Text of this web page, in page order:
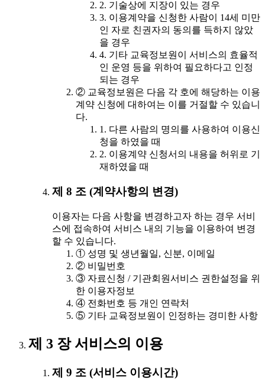
2. 기술상에 지장이 있는 경우
3. 이용계약을 신청한 사람이 14세 미만
인 자로 친권자의 동의를 득하지 않았
을 경우
4. 기타 교육정보원이 서비스의 효율적
인 운영 등을 위하여 필요하다고 인정
되는 경우
② 교육정보원은 다음 각 호에 해당하는 이용
계약 신청에 대하여는 이를 거절할 수 있습니
다.
1. 다른 사람의 명의를 사용하여 이용신
청을 하였을 때
2. 이용계약 신청서의 내용을 허위로 기
재하였을 때
제 8 조 (계약사항의 변경)
이용자는 다음 사항을 변경하고자 하는 경우 서비
스에 접속하여 서비스 내의 기능을 이용하여 변경
할 수 있습니다.
① 성명 및 생년월일, 신분, 이메일
② 비밀번호
③ 자료신청 / 기관회원서비스 권한설정을 위
한 이용자정보
④ 전화번호 등 개인 연락처
⑤ 기타 교육정보원이 인정하는 경미한 사항
제 3 장 서비스의 이용
제 9 조 (서비스 이용시간)